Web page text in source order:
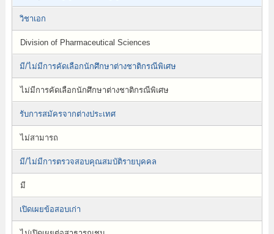
วิชาเอก
Division of Pharmaceutical Sciences
มี/ไม่มีการคัดเลือกนักศึกษาต่างชาติกรณีพิเศษ
ไม่มีการคัดเลือกนักศึกษาต่างชาติกรณีพิเศษ
รับการสมัครจากต่างประเทศ
ไม่สามารถ
มี/ไม่มีการตรวจสอบคุณสมบัติรายบุคคล
มี
เปิดเผยข้อสอบเก่า